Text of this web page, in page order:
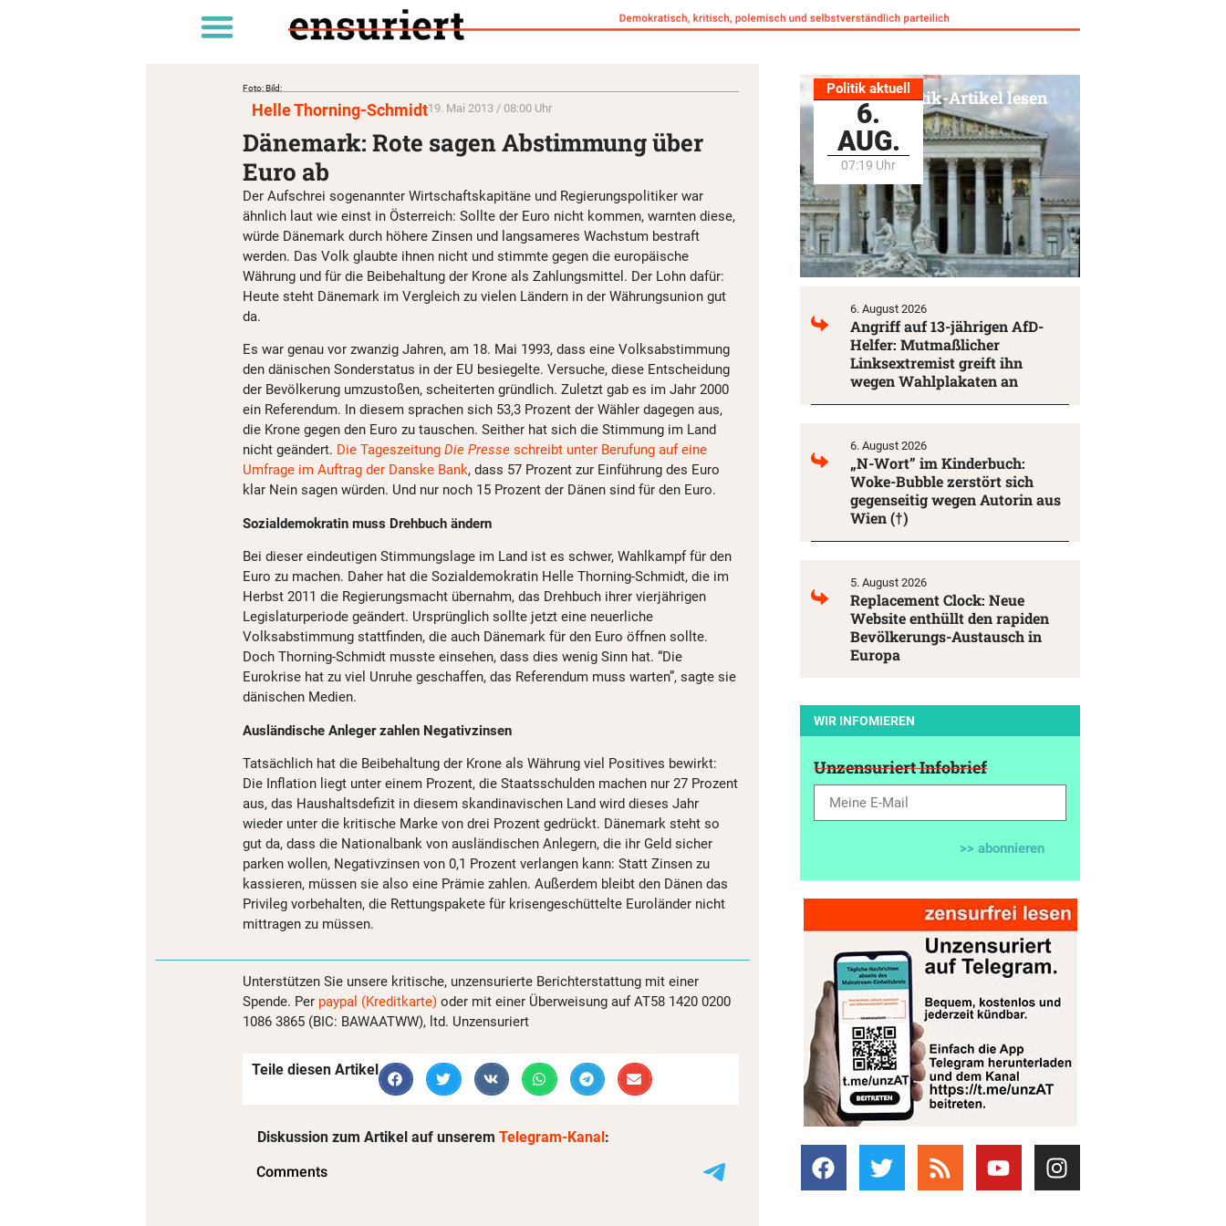
Foto: Bild:
Helle Thorning-Schmidt19. Mai 2013 / 08:00 Uhr
Dänemark: Rote sagen Abstimmung über
Euro ab
Der Aufschrei sogenannter Wirtschaftskapitäne und Regierungspolitiker war
ähnlich laut wie einst in Österreich: Sollte der Euro nicht kommen, warnten diese,
würde Dänemark durch höhere Zinsen und langsameres Wachstum bestraft
werden. Das Volk glaubte ihnen nicht und stimmte gegen die europäische
Währung und für die Beibehaltung der Krone als Zahlungsmittel. Der Lohn dafür:
Heute steht Dänemark im Vergleich zu vielen Ländern in der Währungsunion gut
da.
Es war genau vor zwanzig Jahren, am 18. Mai 1993, dass eine Volksabstimmung
den dänischen Sonderstatus in der EU besiegelte. Versuche, diese Entscheidung
der Bevölkerung umzustoßen, scheiterten gründlich. Zuletzt gab es im Jahr 2000
ein Referendum. In diesem sprachen sich 53,3 Prozent der Wähler dagegen aus,
die Krone gegen den Euro zu tauschen. Seither hat sich die Stimmung im Land
nicht geändert. Die Tageszeitung Die Presse schreibt unter Berufung auf eine
Umfrage im Auftrag der Danske Bank, dass 57 Prozent zur Einführung des Euro
klar Nein sagen würden. Und nur noch 15 Prozent der Dänen sind für den Euro.
Sozialdemokratin muss Drehbuch ändern
Bei dieser eindeutigen Stimmungslage im Land ist es schwer, Wahlkampf für den
Euro zu machen. Daher hat die Sozialdemokratin Helle Thorning-Schmidt, die im
Herbst 2011 die Regierungsmacht übernahm, das Drehbuch ihrer vierjährigen
Legislaturperiode geändert. Ursprünglich sollte jetzt eine neuerliche
Volksabstimmung stattfinden, die auch Dänemark für den Euro öffnen sollte.
Doch Thorning-Schmidt musste einsehen, dass dies wenig Sinn hat. “Die
Eurokrise hat zu viel Unruhe geschaffen, das Referendum muss warten”, sagte sie
dänischen Medien.
Ausländische Anleger zahlen Negativzinsen
Tatsächlich hat die Beibehaltung der Krone als Währung viel Positives bewirkt:
Die Inflation liegt unter einem Prozent, die Staatsschulden machen nur 27 Prozent
aus, das Haushaltsdefizit in diesem skandinavischen Land wird dieses Jahr
wieder unter die kritische Marke von drei Prozent gedrückt. Dänemark steht so
gut da, dass die Nationalbank von ausländischen Anlegern, die ihr Geld sicher
parken wollen, Negativzinsen von 0,1 Prozent verlangen kann: Statt Zinsen zu
kassieren, müssen sie also eine Prämie zahlen. Außerdem bleibt den Dänen das
Privileg vorbehalten, die Rettungspakete für krisengeschüttelte Euroländer nicht
mittragen zu müssen.
Unterstützen Sie unsere kritische, unzensurierte Berichterstattung mit einer
Spende. Per paypal (Kreditkarte) oder mit einer Überweisung auf AT58 1420 0200
1086 3865 (BIC: BAWAATWW), ltd. Unzensuriert
Teile diesen Artikel
Diskussion zum Artikel auf unserem Telegram-Kanal :
Politik aktuell
6.
AUG.
07:19 Uhr
Alle Politik-Artikel lesen
6. August 2026
Angriff auf 13-jährigen AfD-
Helfer: Mutmaßlicher
Linksextremist greift ihn
wegen Wahlplakaten an
6. August 2026
„N-Wort” im Kinderbuch:
Woke-Bubble zerstört sich
gegenseitig wegen Autorin aus
Wien (†)
5. August 2026
Replacement Clock: Neue
Website enthüllt den rapiden
Bevölkerungs-Austausch in
Europa
WIR INFOMIEREN
Unzensuriert Infobrief
>> abonnieren